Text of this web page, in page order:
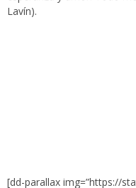
Lavín).
[dd-parallax img=”https://